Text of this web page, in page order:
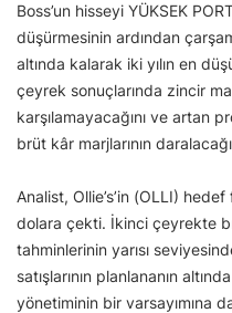
Boss’un hisseyi YÜKSEK
düşürmesinin ardından
altında kalarak iki yılın en
çeyrek sonuçlarında zincir
karşılamayacağını ve artan
brüt kâr marjlarının
Analist, Ollie’s’in (OLLI)
dolara çekti. İkinci çeyrekte
tahminlerinin yarısı
satışlarının planlananın
yönetiminin bir varsayımına